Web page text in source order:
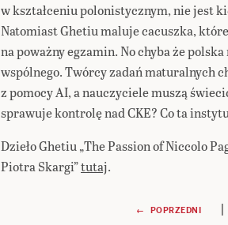
w kształceniu polonistycznym, nie jest
Natomiast Ghetiu maluje cacuszka,
na poważny egzamin. No chyba że
wspólnego. Twórcy zadań maturalnych
z pomocy AI, a nauczyciele muszą
sprawuje kontrolę nad CKE? Co ta
Dzieło Ghetiu „The Passion of Niccolo
Piotra Skargi”tutaj.
← POPRZEDNI |